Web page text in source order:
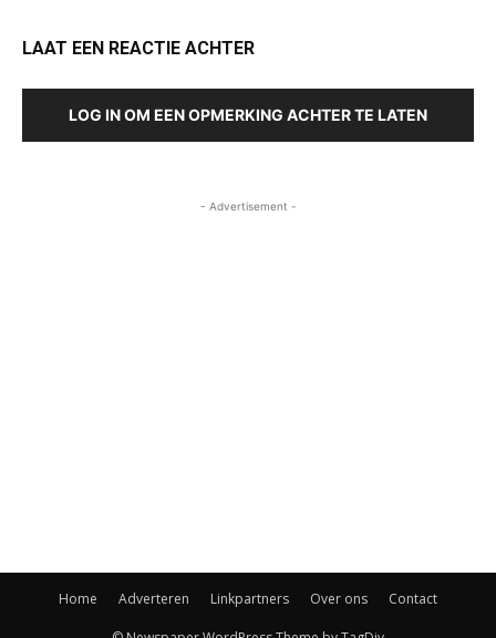
LAAT EEN REACTIE ACHTER
LOG IN OM EEN OPMERKING ACHTER TE LATEN
- Advertisement -
Home Adverteren Linkpartners Over ons Contact